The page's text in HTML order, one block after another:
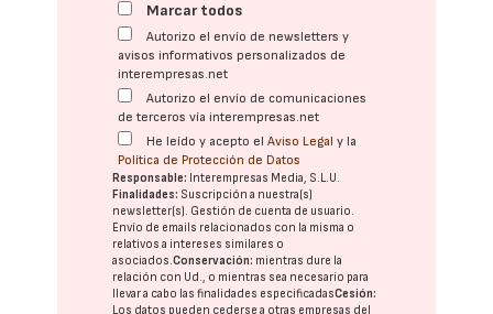
Marcar todos
Autorizo el envío de newsletters y
avisos informativos personalizados de
interempresas.net
Autorizo el envío de comunicaciones
de terceros vía interempresas.net
He leído y acepto elAviso Legal y la
Política de Protección de Datos
Responsable: Interempresas Media, S.L.U.
Finalidades: Suscripción a nuestra(s)
newsletter(s). Gestión de cuenta de usuario.
Envío de emails relacionados con la misma o
relativos a intereses similares o
asociados.Conservación: mientras dure la
relación con Ud., o mientras sea necesario para
llevar a cabo las finalidades especificadasCesión:
Los datos pueden cederse a otras empresas del